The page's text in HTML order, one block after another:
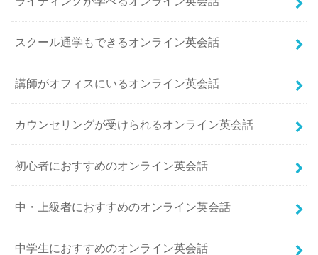
スクール通学もできるオンライン英会話
講師がオフィスにいるオンライン英会話
カウンセリングが受けられるオンライン英会話
初心者におすすめのオンライン英会話
中・上級者におすすめのオンライン英会話
中学生におすすめのオンライン英会話